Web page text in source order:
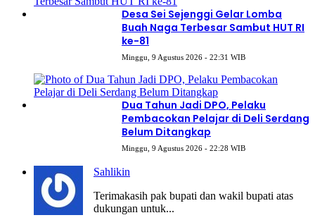
Desa Sei Sejenggi Gelar Lomba
Buah Naga Terbesar Sambut HUT RI
ke-81
Minggu, 9 Agustus 2026 - 22:31 WIB
Dua Tahun Jadi DPO, Pelaku
Pembacokan Pelajar di Deli Serdang
Belum Ditangkap
Minggu, 9 Agustus 2026 - 22:28 WIB
Sahlikin
Terimakasih pak bupati dan wakil bupati atas
dukungan untuk...